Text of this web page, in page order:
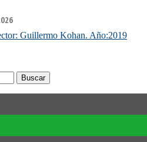
Guillermo Kohan. Año:2019